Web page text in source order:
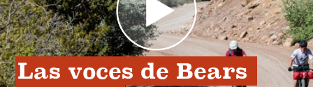
Las voces de Bears